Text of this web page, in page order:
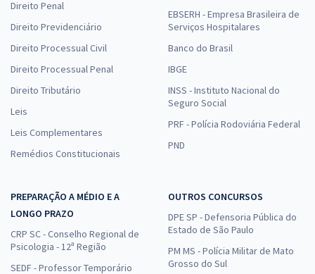
Direito Penal
Direito Previdenciário
Direito Processual Civil
Direito Processual Penal
Direito Tributário
Leis
Leis Complementares
Remédios Constitucionais
EBSERH - Empresa Brasileira de
Serviços Hospitalares
Banco do Brasil
IBGE
INSS - Instituto Nacional do
Seguro Social
PRF - Polícia Rodoviária Federal
PND
PREPARAÇÃO A MÉDIO E A
LONGO PRAZO
CRP SC - Conselho Regional de
Psicologia - 12ª Região
SEDF - Professor Temporário
OUTROS CONCURSOS
DPE SP - Defensoria Pública do
Estado de São Paulo
PM MS - Polícia Militar de Mato
Grosso do Sul